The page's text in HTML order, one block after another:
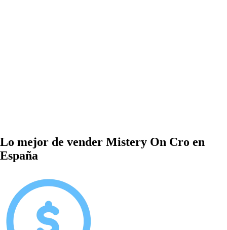
Lo mejor de vender Mistery On Cro en
España